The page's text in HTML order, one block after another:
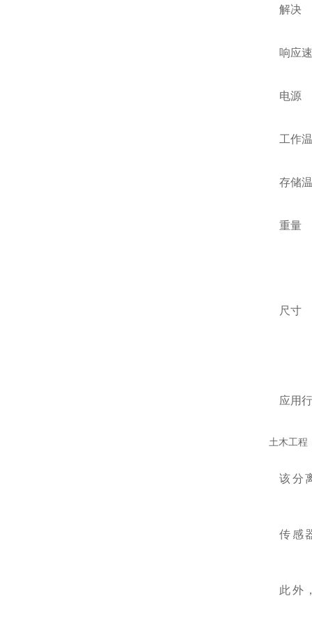
解决
响应
电源
工作
存储
重量
尺寸
应用
土木工程
该分
传感
此外